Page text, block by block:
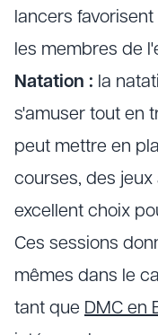
lancers
les membres de
Natation : la
s'amuser tout en
peut mettre en
courses, des
excellent choix
Ces sessions
mêmes dans le
tant que DMC en